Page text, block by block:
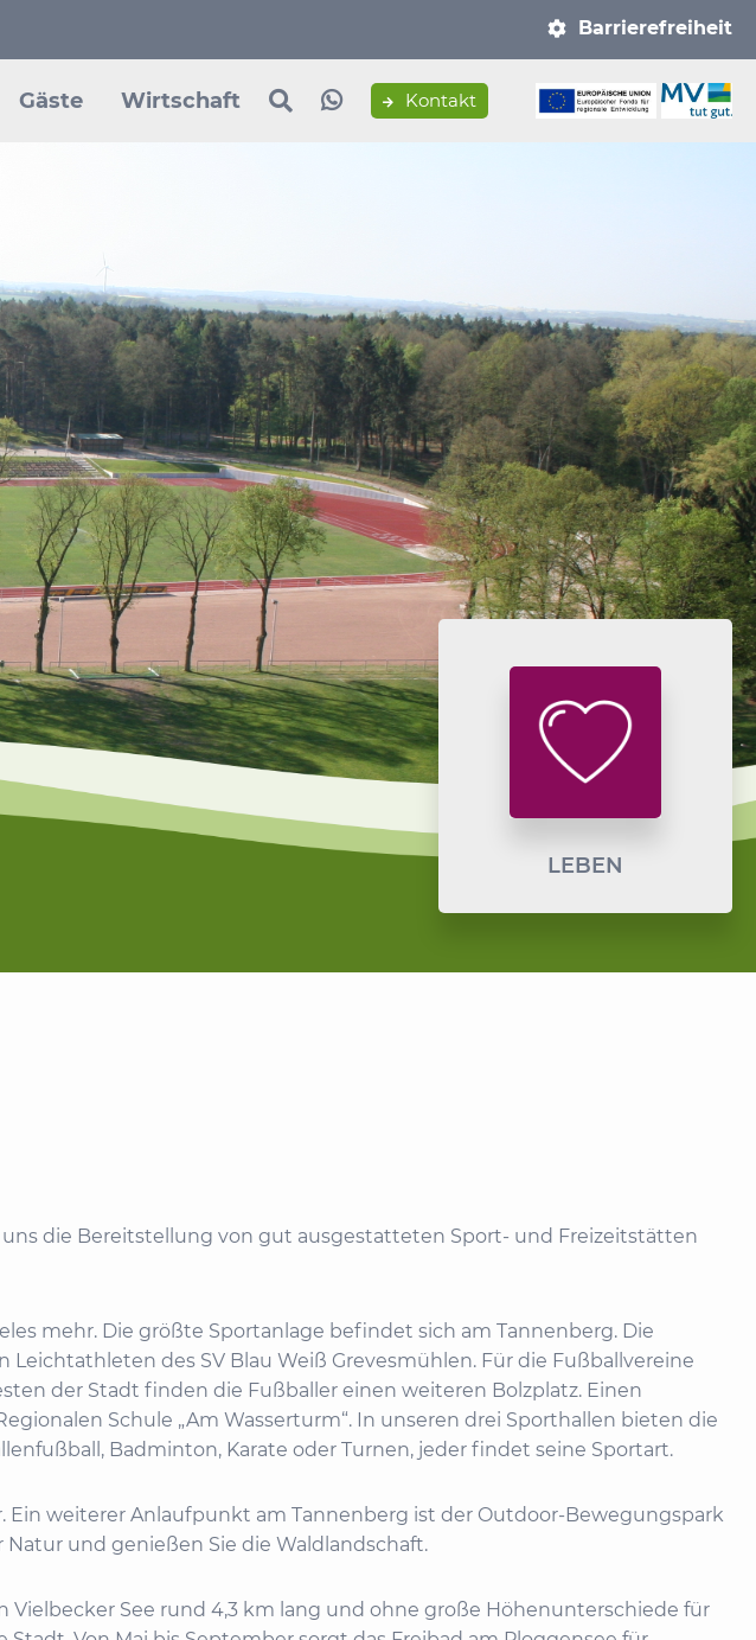
überspringen
Barrierefreiheit
Gäste Wirtschaft Kontakt
LEBEN
die Bereitstellung von gut ausgestatteten Sport- und Freizeitstätten
mehr. Die größte Sportanlage befindet sich am Tannenberg. Die
des SV Blau Weiß Grevesmühlen. Für die Fußballvereine
der Stadt finden die Fußballer einen weiteren Bolzplatz. Einen
Schule „Am Wasserturm“. In unseren drei Sporthallen bieten die
Badminton, Karate oder Turnen, jeder findet seine Sportart.
Ein weiterer Anlaufpunkt am Tannenberg ist der Outdoor-Bewegungspark
und genießen Sie die Waldlandschaft.
See rund 4,3 km lang und ohne große Höhenunterschiede für